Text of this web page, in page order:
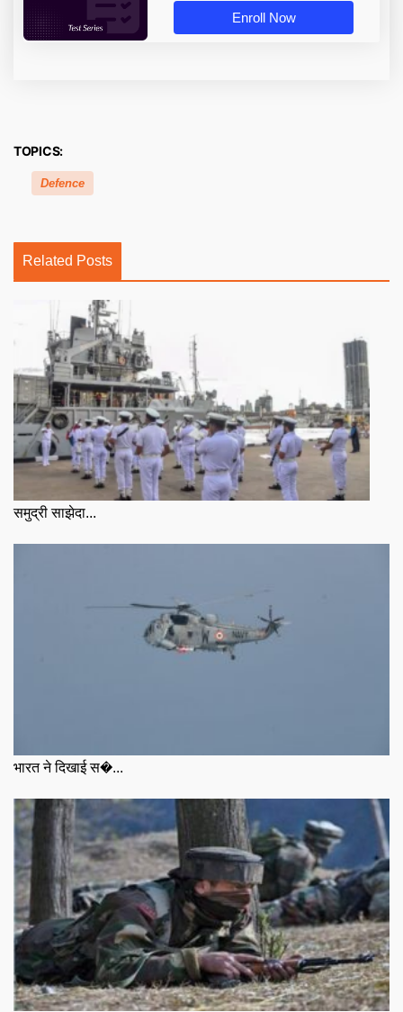
Enroll Now
TOPICS:
Defence
Related Posts
समुद्री साझेदा...
भारत ने दिखाई स�...